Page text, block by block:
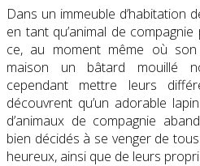
Dans un immeuble d’habitation
en tant qu’animal de
ce, au moment même où
maison un bâtard mouillé
cependant mettre leurs
découvrent qu’un adorable
d’animaux de compagnie
bien décidés à se venger de
heureux, ainsi que de leurs